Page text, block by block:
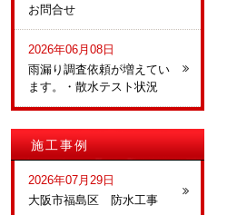
お問合せ
2026年06月08日
雨漏り調査依頼が増えてい
ます。・散水テスト状況
施工事例
2026年07月29日
大阪市福島区 防水工事